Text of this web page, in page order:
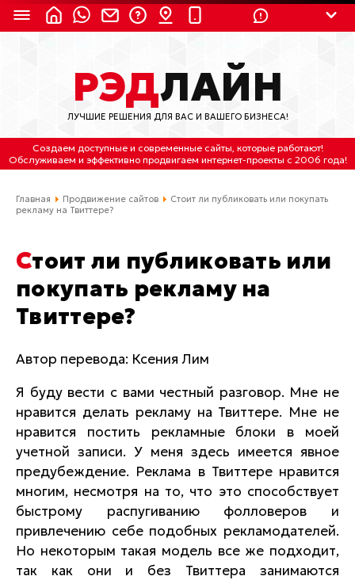
8 (800) 550-9899 (с 2:30 до 11:30 по
Мск)
Бесплатно по России
(4212) 658-653
(4212) 637-673
Отдельный вход \ Левый торец здания
Пн-пт. с 9:30 до 18:30 (по Хбк)
info@lred.ru
Все контакты
РЭДЛАЙН
ЛУЧШИЕ РЕШЕНИЯ ДЛЯ ВАС И ВАШЕГО БИЗНЕСА!
Создаем доступные и современные сайты, которые работают!
Обслуживаем и эффективно продвигаем интернет-проекты с 2006 года!
Главная Продвижение сайтов
Стоит ли публиковать или покупать
рекламу на Твиттере?
Стоит ли публиковать или
покупать рекламу на
Твиттере?
Автор перевода: Ксения Лим
Я буду вести с вами честный разговор. Мне не
нравится делать рекламу на Твиттере. Мне не
нравится постить рекламные блоки в моей
учетной записи. У меня здесь имеется явное
предубеждение. Реклама в Твиттере нравится
многим, несмотря на то, что это способствует
быстрому распугиванию фолловеров и
привлечению себе подобных рекламодателей.
Но некоторым такая модель все же подходит,
так как они и без Твиттера занимаются